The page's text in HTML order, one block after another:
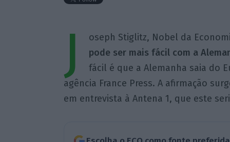
J oseph Stiglitz, Nobel da
pode ser mais fácil com a
fácil é que a Alemanha saia do
agência France Press. A afirmação
em entrevista à Antena 1, que este